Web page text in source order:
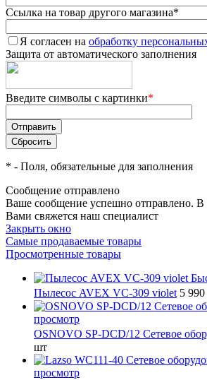
Ссылка на товар другого магазина*
Я согласен на обработку
Защита от автоматического заполнения
Введите символы с картинки*
* - Поля, обязательные для заполнения
Сообщение отправлено
Ваше сообщение успешно отправлено.
Вами свяжется наш специалист
Закрыть окно
Самые продаваемые товары
Просмотренные товары
Пылесос AVEX VC-309 violet 5
просмотр
OSNOVO SP-DCD/12 Сетевое
шт
просмотр